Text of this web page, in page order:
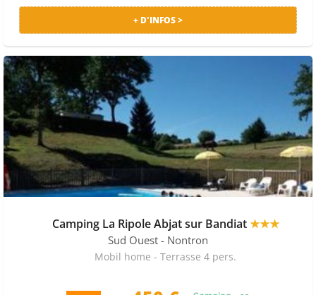
+ D'INFOS >
Camping La Ripole Abjat sur Bandiat★★★
Sud Ouest - Nontron
Mobil home - Terrasse 4 pers.